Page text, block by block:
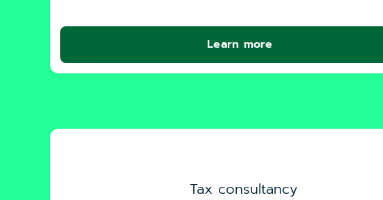
Learn more
Tax consultancy